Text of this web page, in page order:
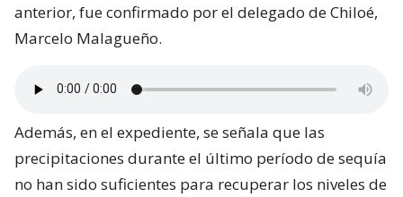
anterior, fue confirmado por el delegado de Chiloé,
Marcelo Malagueño.
Además, en el expediente, se señala que las
precipitaciones durante el último período de sequía
no han sido suficientes para recuperar los niveles de